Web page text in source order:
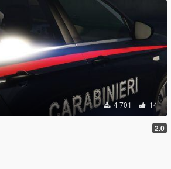
4 701 14
2.0